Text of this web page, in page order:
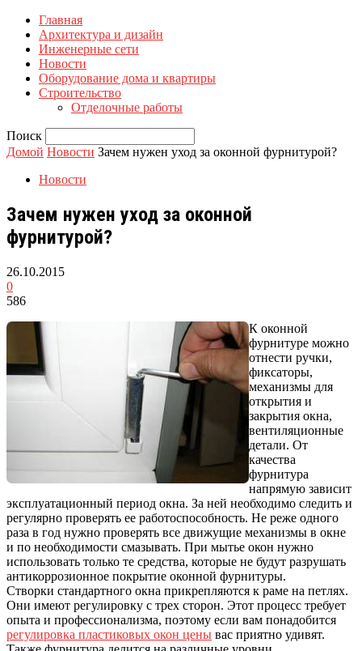
Главная
Архитектура и дизайн
Инженерные сети
Новости
Оборудование дома и квартиры
Строительство
Отделочные работы
Поиск
Домой Новости Зачем нужен уход за оконной фурнитурой?
Новости
Зачем нужен уход за оконной
фурнитурой?
26.10.2015
0
586
К оконной
фурнитуре можно
отнести ручки,
фиксаторы,
механизмы для
открытия и
закрытия окна,
вентиляционные
детали. От
качества
фурнитура
напрямую зависит
эксплуатационный период окна. За ней необходимо следить и
регулярно проверять ее работоспособность. Не реже одного
раза в год нужно проверять все движущие механизмы в окне
и по необходимости смазывать. При мытье окон нужно
использовать только те средства, которые не будут разрушать
антикоррозионное покрытие оконной фурнитуры.
Створки стандартного окна прикрепляются к раме на петлях.
Они имеют регулировку с трех сторон. Этот процесс требует
опыта и профессионализма, поэтому если вам понадобится
регулировка пластиковых окон цены вас приятно удивят.